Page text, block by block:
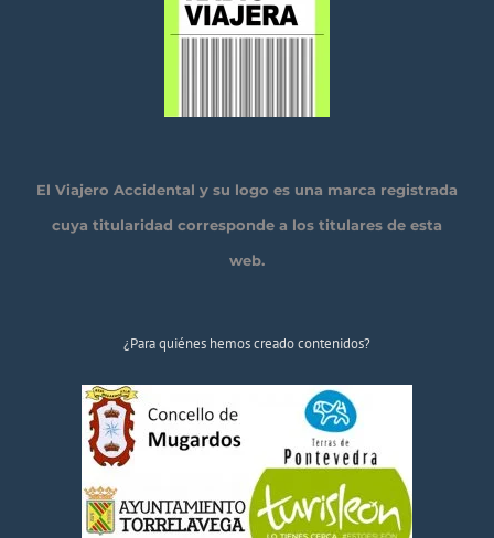
El Viajero Accidental y su logo es una marca registrada
cuya titularidad corresponde a los titulares de esta
web.
¿Para quiénes hemos creado contenidos?